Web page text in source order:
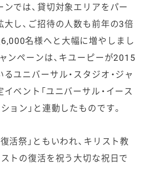
では、貸切対象エリアをパー
大し、ご招待の人数も前年の3倍
名様へと大幅に増やしまし
ンペーンは、キユーピーが2015
ユニバーサル・スタジオ・ジャ
ベント「ユニバーサル・イース
ョン」と連動したものです。
活祭」ともいわれ、キリスト教
トの復活を祝う大切な祝日で